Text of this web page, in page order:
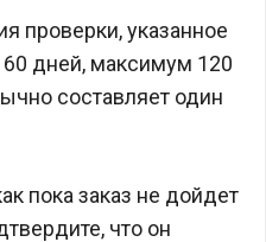
проверки, указанное
60 дней, максимум 120
составляет один
пока заказ не дойдет
что он